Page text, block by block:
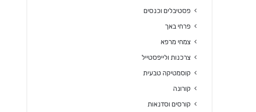
פסטיבלים וכנסים
פרחי באך
צמחי מרפא
צרכנות ולייפסטייל
קוסמטיקה טבעית
קורונה
קורסים וסדנאות